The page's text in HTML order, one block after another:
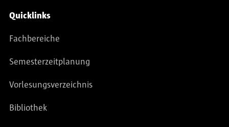
Service-Navigation
Quicklinks
Fachbereiche
Semesterzeitplanung
Vorlesungsverzeichnis
Bibliothek